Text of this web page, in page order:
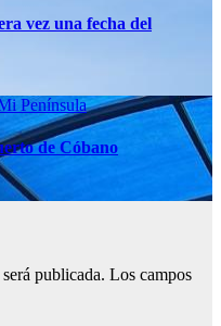
vez una fecha del
Península
de Cóbano
publicada. Los campos